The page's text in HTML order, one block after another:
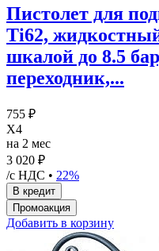
Пистолет для
Ti62,
шкалой до 8.5
переходник,...
755 ₽
X4
на 2 мес
3 020 ₽
/с НДС • 22%
Добавить в корзину